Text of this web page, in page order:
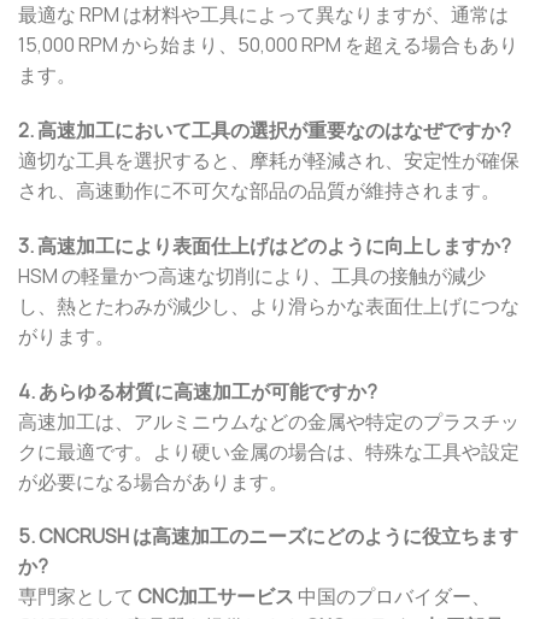
最適な RPM は材料や工具によって異なりますが、通常は
15,000 RPM から始まり、50,000 RPM を超える場合もあり
ます。
2. 高速加工において工具の選択が重要なのはなぜですか?
適切な工具を選択すると、摩耗が軽減され、安定性が確保
され、高速動作に不可欠な部品の品質が維持されます。
3. 高速加工により表面仕上げはどのように向上しますか?
HSM の軽量かつ高速な切削により、工具の接触が減少
し、熱とたわみが減少し、より滑らかな表面仕上げにつな
がります。
4. あらゆる材質に高速加工が可能ですか?
高速加工は、アルミニウムなどの金属や特定のプラスチッ
クに最適です。より硬い金属の場合は、特殊な工具や設定
が必要になる場合があります。
5. CNCRUSH は高速加工のニーズにどのように役立ちます
か?
専門家として CNC加工サービス 中国のプロバイダー、